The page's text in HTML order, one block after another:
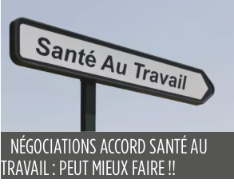
NÉGOCIATIONS ACCORD SANTÉ AU
TRAVAIL : PEUT MIEUX FAIRE !!